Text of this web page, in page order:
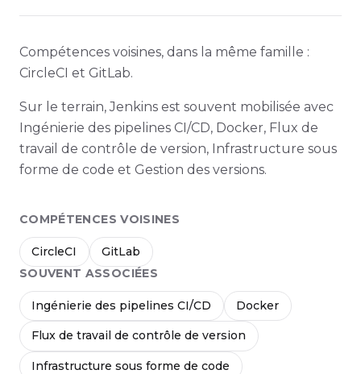
Compétences voisines, dans la même famille :
CircleCI et GitLab.
Sur le terrain, Jenkins est souvent mobilisée avec
Ingénierie des pipelines CI/CD, Docker, Flux de
travail de contrôle de version, Infrastructure sous
forme de code et Gestion des versions.
COMPÉTENCES VOISINES
CircleCI
GitLab
SOUVENT ASSOCIÉES
Ingénierie des pipelines CI/CD Docker
Flux de travail de contrôle de version
Infrastructure sous forme de code